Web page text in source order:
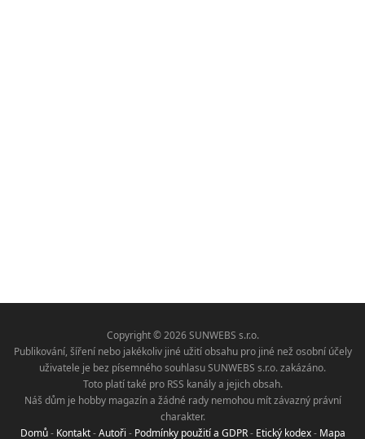
Copyright © 2026 SUNWEBS s.r.o.
Publikování, šíření nebo jakékoliv jiné užití obsahu pro jiné než osobní účely
uživatele je bez písemného souhlasu SUNWEBS s.r.o. zakázáno.
Toto platí také pro RSS kanály a jejich obsah.
Náš dům je hobby magazín a žádné rady nemohou mít závazný právní
charakter.
Domů- Kontakt-Autoři - Podmínky použití a GDPR- Etický kodex- Mapa